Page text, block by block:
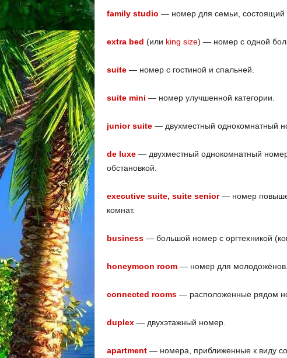
family studio — номер для семьи, состоящий
extra bed (или king size) — номер с одной
suite— номер с гостиной и спальней.
suite mini — номер улучшенной категории.
junior suite— двухместный однокомнатный
de luxe— двухместный однокомнатный
обстановкой.
executive suite, suite senior— номер
комнат.
business— большой номер с оргтехникой
honeymoon room— номер для молодожёнов.
connected rooms— расположенные рядом
duplex— двухэтажный номер.
apartment— номера, приближенные к виду